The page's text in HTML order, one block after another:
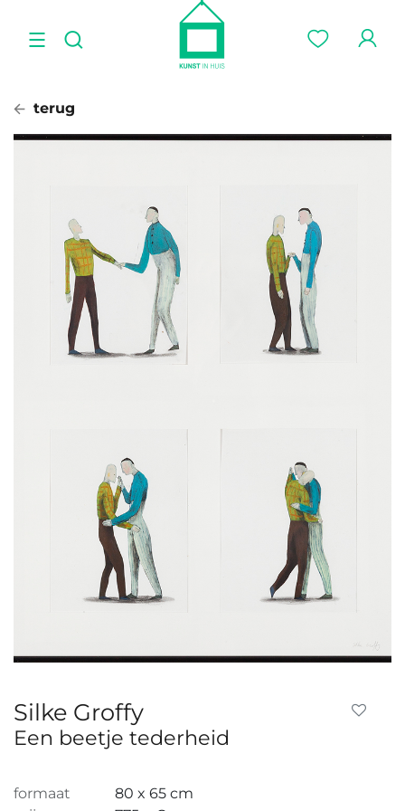
terug
Silke Groffy
Een beetje tederheid
formaat
80 x 65 cm